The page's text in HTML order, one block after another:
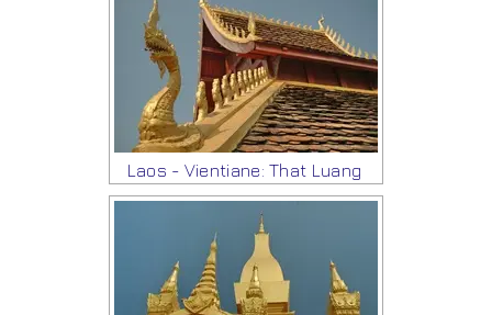
Laos - Vientiane: That Luang